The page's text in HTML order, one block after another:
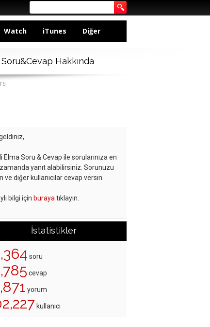
Watch iTunes Diğer
Soru&Cevap Hakkında
Elma Soru & Cevap ile sorularınıza en
zamanda yanıt alabilirsiniz. Sorunuzu
ve diğer kullanıcılar cevap versin.
bilgi için buraya tıklayın.
İstatistikler
soru
cevap
yorum
kullanıcı